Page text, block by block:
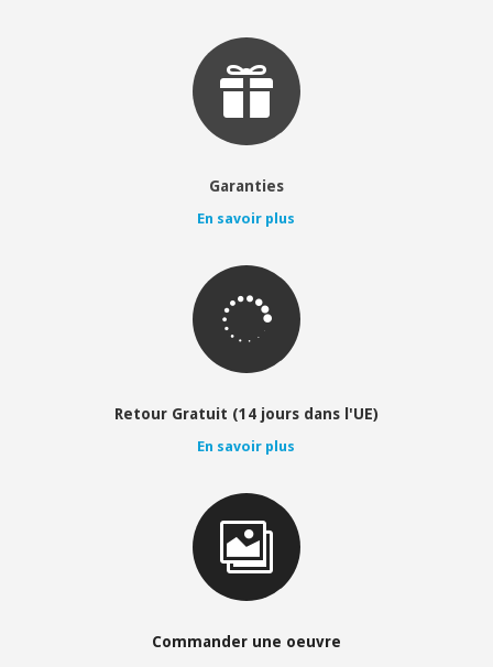

Garanties
En savoir plus

Retour Gratuit (14 jours dans l'UE)
En savoir plus

Commander une oeuvre